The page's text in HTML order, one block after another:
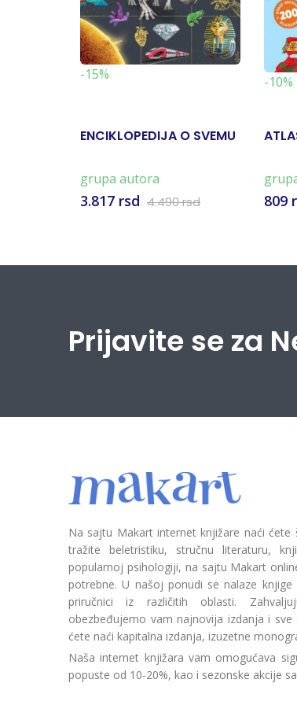
-15%
ENCIKLOPEDIJA O SVEMU
grupa autora
3.817 rsd 4.490 rsd
-10%
809
Prijavite se za
Na sajtu Makart internet knjižare naći
tražite beletristiku, stručnu literaturu,
popularnoj psihologiji, na sajtu Makart
potrebne. U našoj ponudi se nalaze
priručnici iz različitih oblasti.
obezbeđujemo vam najnovija izdanja i
ćete naći kapitalna izdanja, izuzetne
Naša internet knjižara vam omogućava
popuste od 10-20%, kao i sezonske akcije